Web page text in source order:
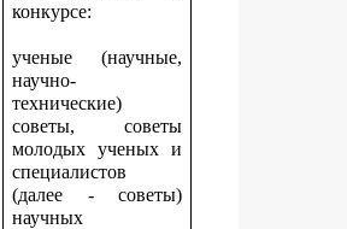
конкурсе:
ученые (научные,
научно-
технические)
советы, советы
молодых ученых и
специалистов
(далее - советы)
научных